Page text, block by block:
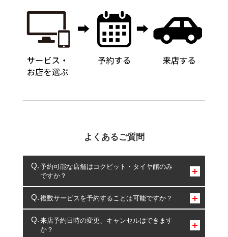
よくあるご質問
予約可能な店舗はコクピット・タイヤ館のみ
ですか？
コクピット・タイヤ館のみとなります。
複数サービスを予約することは可能ですか？
複数サービスのご予約は可能です。
一部の商品・サービスの組み合わせに限り、同時にご予約が
来店予約日時の変更、キャンセルはできます
か？